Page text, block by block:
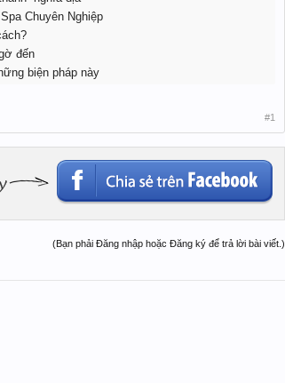
Chuyên Nghiệp
đến
biện pháp này
#1
(Bạn phải Đăng nhập hoặc Đăng ký để trả lời bài viết.)